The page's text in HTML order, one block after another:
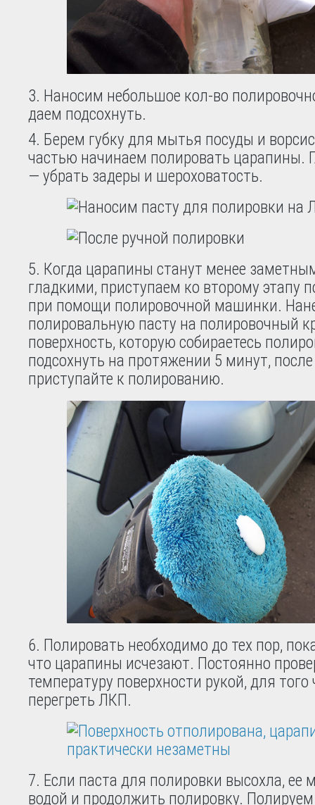
3. Наносим небольшое кол-во
даем подсохнуть.
4. Берем губку для мытья посуды и
частью начинаем полировать царапины.
— убрать задеры и шероховатость.
5. Когда царапины станут менее
гладкими, приступаем ко второму этапу
при помощи полировочной машинки.
полировальную пасту на полировочный
поверхность, которую собираетесь
подсохнуть на протяжении 5 минут, после
приступайте к полированию.
6. Полировать необходимо до тех пор,
что царапины исчезают. Постоянно
температуру поверхности рукой, для
перегреть ЛКП.
7. Если паста для полировки высохла, ее
водой и продолжить полировку.